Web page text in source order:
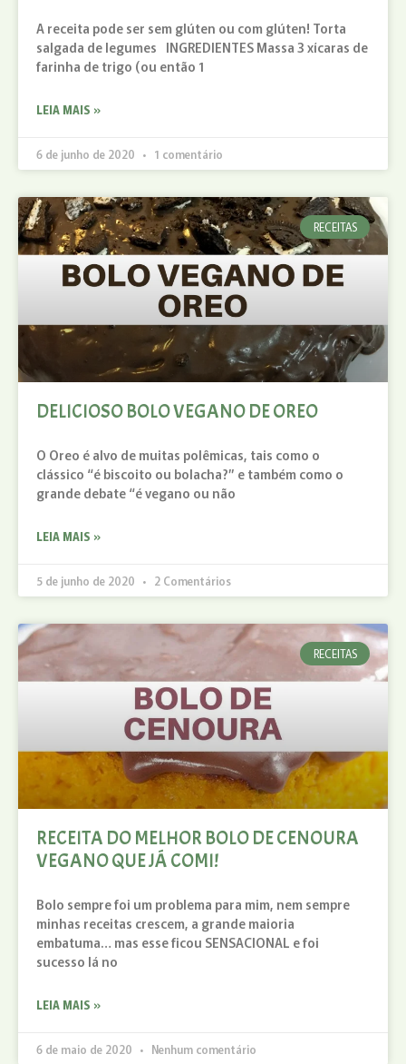
A receita pode ser sem glúten ou com glúten! Torta
salgada de legumes INGREDIENTES Massa 3 xícaras de
farinha de trigo (ou então 1
LEIA MAIS »
6 de junho de 2020 1 comentário
RECEITAS
DELICIOSO BOLO VEGANO DE OREO
O Oreo é alvo de muitas polêmicas, tais como o
clássico “é biscoito ou bolacha?” e também como o
grande debate “é vegano ou não
LEIA MAIS »
5 de junho de 2020 2 Comentários
RECEITAS
RECEITA DO MELHOR BOLO DE CENOURA
VEGANO QUE JÁ COMI!
Bolo sempre foi um problema para mim, nem sempre
minhas receitas crescem, a grande maioria
embatuma… mas esse ficou SENSACIONAL e foi
sucesso lá no
LEIA MAIS »
6 de maio de 2020 Nenhum comentário